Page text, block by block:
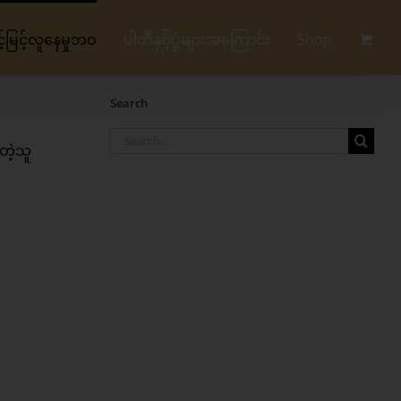
ြင့်လူနေမှုဘဝ ပါတီနှင့်ပွဲများအကြောင်း Shop
တဲ့သူ
Search